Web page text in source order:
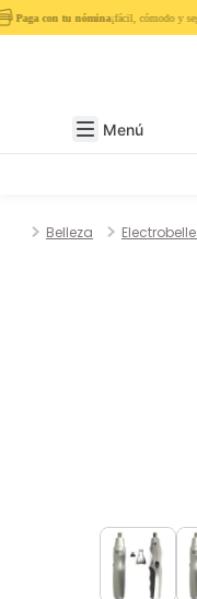
Paga con tu nómina¡fácil, cómodo y
Menú
Belleza